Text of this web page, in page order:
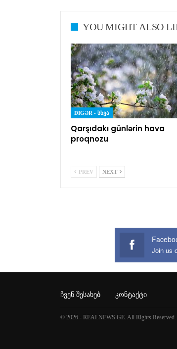
YOU MIGHT ALSO
DIGƏR - ᲡᲮᲕᲐ
Qarşıdakı günlərin hava
proqnozu
PREV NEXT
Join us
ᲩᲕᲔᲜ ᲨᲔᲡᲐᲮᲔᲑ ᲙᲝᲜᲢᲐᲥᲢᲘ
© 2026 - REALNEWS.GE. All Rights Reserved.